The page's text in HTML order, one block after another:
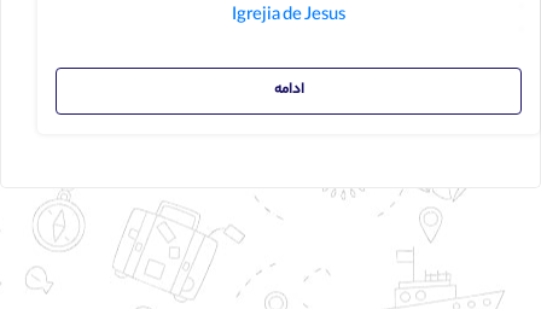
Igrejia de Jesus
ادامه